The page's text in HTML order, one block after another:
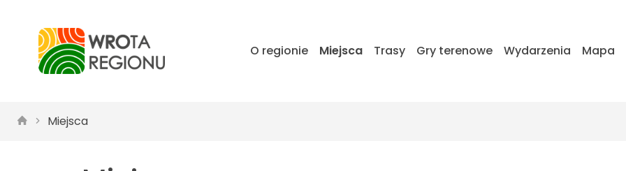
O regionie Miejsca Trasy Gry terenowe Wydarzenia Mapa
Miejsca